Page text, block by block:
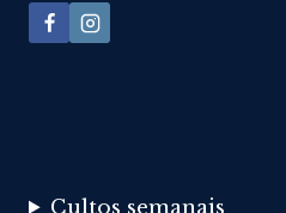
Cultos semanais